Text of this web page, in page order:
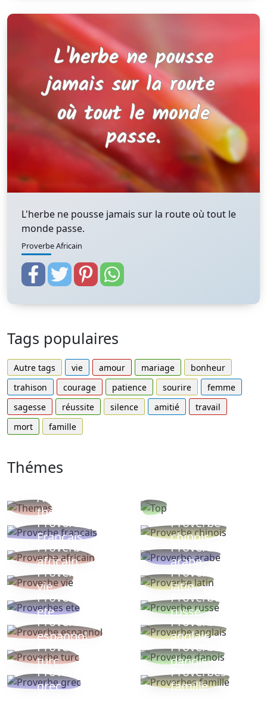
L'herbe ne pousse jamais sur la route où tout le
monde passe.
Proverbe Africain
Tags populaires
Autre tags vie amour mariage
bonheur
trahison
courage patience sourire
femme
sagesse
réussite silence amitié
travail
mort
famille
Thémes
Autres
thèmes
Proverbe
Français
Proverbe
chinois
Proverbe
africain
Proverbe
arabe
Proverbe
vie
Proverbe
latin
Proverbes
ete
Proverbe
russe
Proverbe
espagnol
Proverbe
anglais
Proverbe
turc
Proverbe
danois
Proverbe
grec
Proverbes
famille